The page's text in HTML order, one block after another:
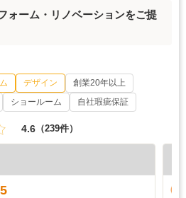
ォーム・リノベーションをご提
デザイン
創業20年以上
ショールーム 自社瑕疵保証
4.6 （239件）
5